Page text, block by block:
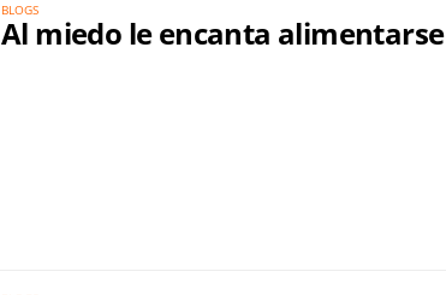
BLOGS
Al miedo le encanta alimentarse